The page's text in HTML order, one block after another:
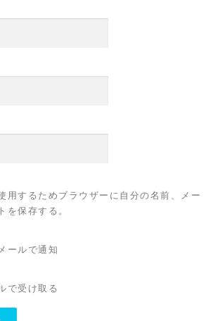
用するためブラウザーに自分の名前、メー
を保存する。
ールで通知
で受け取る